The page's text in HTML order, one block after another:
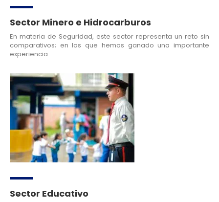
Sector Minero e Hidrocarburos
En materia de Seguridad, este sector representa un reto sin
comparativos; en los que hemos ganado una importante
experiencia.
Sector Educativo